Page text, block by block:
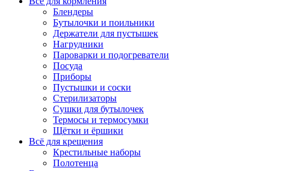
Блендеры
Бутылочки и поильники
Держатели для пустышек
Нагрудники
Пароварки и подогреватели
Посуда
Приборы
Пустышки и соски
Стерилизаторы
Сушки для бутылочек
Термосы и термосумки
Щётки и ёршики
Всё для крещения
Крестильные наборы
Полотенца